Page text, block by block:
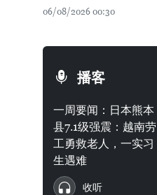
06/08/2026 00:30
播客
一周要闻：日本熊本
县7.1级强震：越南劳
工勇救老人，一实习
生遇难
收听